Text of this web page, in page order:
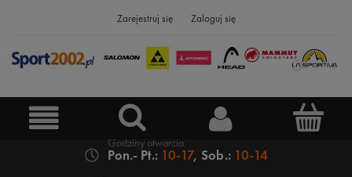
Zarejestruj się Zaloguj się
Pon.- Pt.: 10-17, Sob.: 10-14